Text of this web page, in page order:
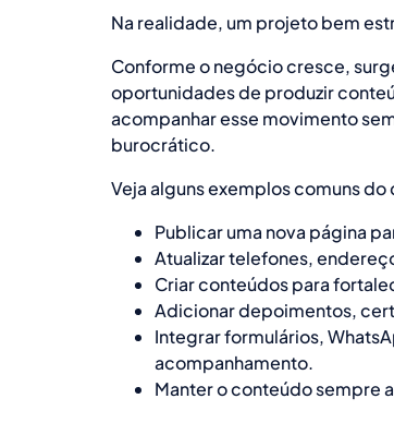
Na realidade, um projeto bem
Conforme o negócio cresce,
oportunidades de produzir
acompanhar esse movimento
burocrático.
Veja alguns exemplos comuns do
Publicar uma nova página
Atualizar telefones,
Criar conteúdos para
Adicionar depoimentos,
Integrar formulários,
acompanhamento.
Manter o conteúdo sempre